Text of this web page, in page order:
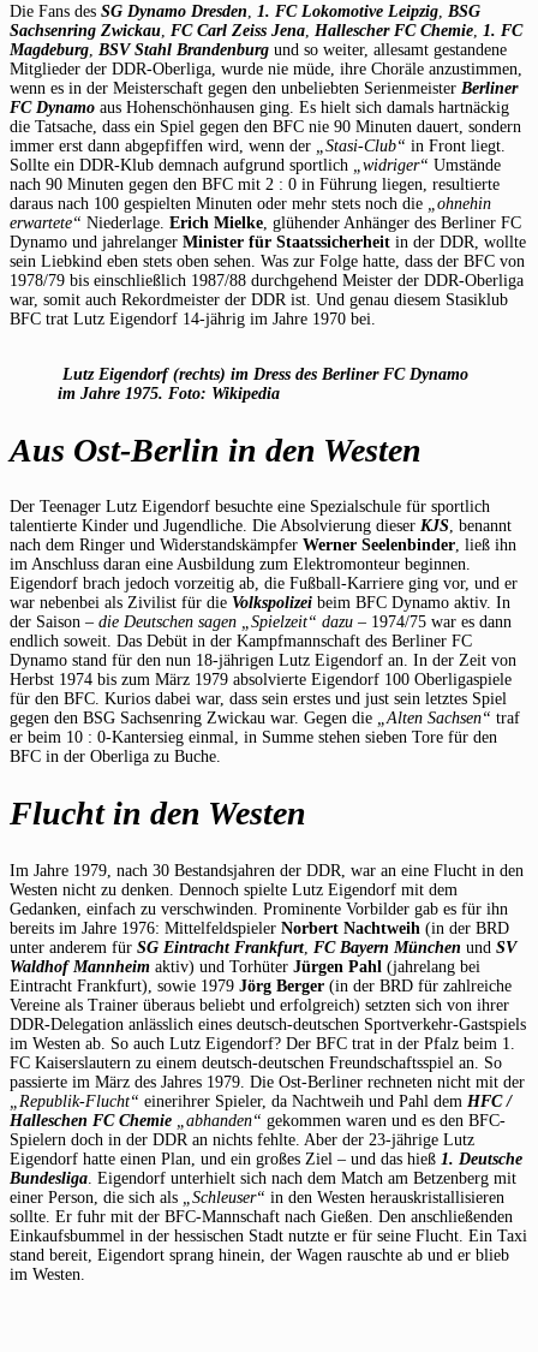
Die Fans des SG Dynamo Dresden 1. FC Lokomotive Leipzig BSG
Sachsenring Zwickau FC Carl Zeiss Jena Hallescher FC Chemie 1. FC
Magdeburg BSV Stahl Brandenburg und so weiter, allesamt gestandene
Mitglieder der DDR-Oberliga, wurde nie müde, ihre Choräle anzustimmen,
wenn es in der Meisterschaft gegen den unbeliebten Serienmeister Berliner
FC Dynamo aus Hohenschönhausen ging. Es hielt sich damals hartnäckig
die Tatsache, dass ein Spiel gegen den BFC nie 90 Minuten dauert, sondern
immer erst dann abgepfiffen wird, wenn der
„Stasi-Club“ in Front liegt.
Sollte ein DDR-Klub demnach aufgrund sportlich
„widriger“ Umstände
nach 90 Minuten gegen den BFC mit 2 : 0 in Führung liegen, resultierte
daraus nach 100 gespielten Minuten oder mehr stets noch die
„ohnehin
erwartete“ Niederlage. Erich Mielke , glühender Anhänger des Berliner FC
Dynamo und jahrelanger Minister für Staatssicherheit in der DDR, wollte
sein Liebkind eben stets oben sehen. Was zur Folge hatte, dass der BFC von
1978/79 bis einschließlich 1987/88 durchgehend Meister der DDR-Oberliga
war, somit auch Rekordmeister der DDR ist. Und genau diesem Stasiklub
BFC trat Lutz Eigendorf 14-jährig im Jahre 1970 bei.
Lutz Eigendorf (rechts) im Dress des Berliner FC Dynamo
im Jahre 1975. Foto: Wikipedia
Aus Ost-Berlin in den Westen
Der Teenager Lutz Eigendorf besuchte eine Spezialschule für sportlich
talentierte Kinder und Jugendliche. Die Absolvierung dieser KJS, benannt
nach dem Ringer und Widerstandskämpfer Werner Seelenbinder, ließ ihn
im Anschluss daran eine Ausbildung zum Elektromonteur beginnen.
Eigendorf brach jedoch vorzeitig ab, die Fußball-Karriere ging vor, und er
war nebenbei als Zivilist für die Volkspolizei beim BFC Dynamo aktiv. In
der Saison – die Deutschen sagen „Spielzeit“ dazu – 1974/75 war es dann
endlich soweit. Das Debüt in der Kampfmannschaft des Berliner FC
Dynamo stand für den nun 18-jährigen Lutz Eigendorf an. In der Zeit von
Herbst 1974 bis zum März 1979 absolvierte Eigendorf 100 Oberligaspiele
für den BFC. Kurios dabei war, dass sein erstes und just sein letztes Spiel
gegen den BSG Sachsenring Zwickau war. Gegen die „Alten Sachsen“ traf
er beim 10 : 0-Kantersieg einmal, in Summe stehen sieben Tore für den
BFC in der Oberliga zu Buche.
Flucht in den Westen
Im Jahre 1979, nach 30 Bestandsjahren der DDR, war an eine Flucht in den
Westen nicht zu denken. Dennoch spielte Lutz Eigendorf mit dem
Gedanken, einfach zu verschwinden. Prominente Vorbilder gab es für ihn
bereits im Jahre 1976: Mittelfeldspieler Norbert Nachtweih (in der BRD
unter anderem für SG Eintracht Frankfurt, FC Bayern München und SV
Waldhof Mannheim aktiv) und Torhüter Jürgen Pahl (jahrelang bei
Eintracht Frankfurt), sowie 1979 Jörg Berger (in der BRD für zahlreiche
Vereine als Trainer überaus beliebt und erfolgreich) setzten sich von ihrer
DDR-Delegation anlässlich eines deutsch-deutschen Sportverkehr-Gastspiels
im Westen ab. So auch Lutz Eigendorf? Der BFC trat in der Pfalz beim 1.
FC Kaiserslautern zu einem deutsch-deutschen Freundschaftsspiel an. So
passierte im März des Jahres 1979. Die Ost-Berliner rechneten nicht mit der
„Republik-Flucht“ einerihrer Spieler, da Nachtweih und Pahl dem HFC /
Halleschen FC Chemie
„abhanden“ gekommen waren und es den BFC-
Spielern doch in der DDR an nichts fehlte. Aber der 23-jährige Lutz
Eigendorf hatte einen Plan, und ein großes Ziel – und das hieß 1. Deutsche
Bundesliga . Eigendorf unterhielt sich nach dem Match am Betzenberg mit
einer Person, die sich als
„Schleuser“ in den Westen herauskristallisieren
sollte. Er fuhr mit der BFC-Mannschaft nach Gießen. Den anschließenden
Einkaufsbummel in der hessischen Stadt nutzte er für seine Flucht. Ein Taxi
stand bereit, Eigendort sprang hinein, der Wagen rauschte ab und er blieb
im Westen.